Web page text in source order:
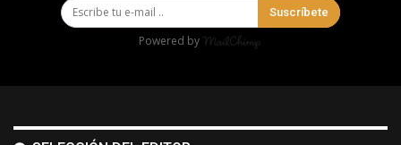
Suscríbete
Powered by